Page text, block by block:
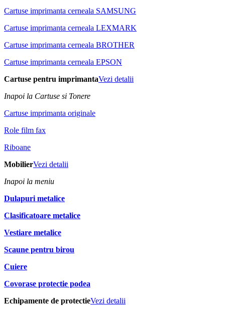
Cartuse imprimanta cerneala SAMSUNG
Cartuse imprimanta cerneala LEXMARK
Cartuse imprimanta cerneala BROTHER
Cartuse imprimanta cerneala EPSON
Cartuse pentru imprimantaVezi detalii
Inapoi la Cartuse si Tonere
Cartuse imprimanta originale
Role film fax
Riboane
MobilierVezi detalii
Inapoi la meniu
Dulapuri metalice
Clasificatoare metalice
Vestiare metalice
Scaune pentru birou
Cuiere
Covorase protectie podea
Echipamente de protectieVezi detalii